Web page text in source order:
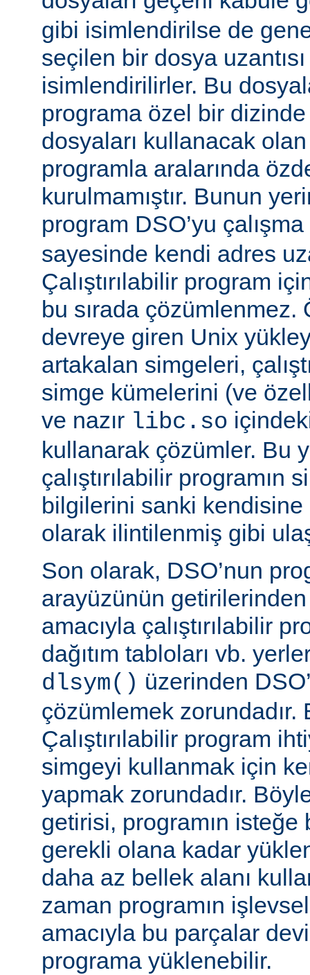
gibi isimlendirilse de
seçilen bir dosya
isimlendirilirler. Bu
programa özel bir
dosyaları kullanacak olan
programla aralarında
kurulmamıştır. Bunun
program DSO’yu
sayesinde kendi adres
Çalıştırılabilir program
bu sırada
devreye giren Unix
artakalan simgeleri,
simge kümelerini (ve
ve nazır libc.so
kullanarak çözümler. Bu
çalıştırılabilir programın
bilgilerini sanki
olarak ilintilenmiş gibi
Son olarak, DSO’nun
arayüzünün
amacıyla çalıştırılabilir
dağıtım tabloları vb.
dlsym() üzerinden
çözümlemek
Çalıştırılabilir program
simgeyi kullanmak için
yapmak zorundadır.
getirisi, programın isteğe
gerekli olana kadar
daha az bellek alanı
zaman programın
amacıyla bu parçalar
programa yüklenebilir.